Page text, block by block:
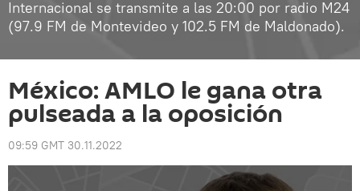
Internacional se transmite a las 20:00 por radio M24
(97.9 FM de Montevideo y 102.5 FM de Maldonado).
México: AMLO le gana otra
pulseada a la oposición
09:59 GMT 30.11.2022